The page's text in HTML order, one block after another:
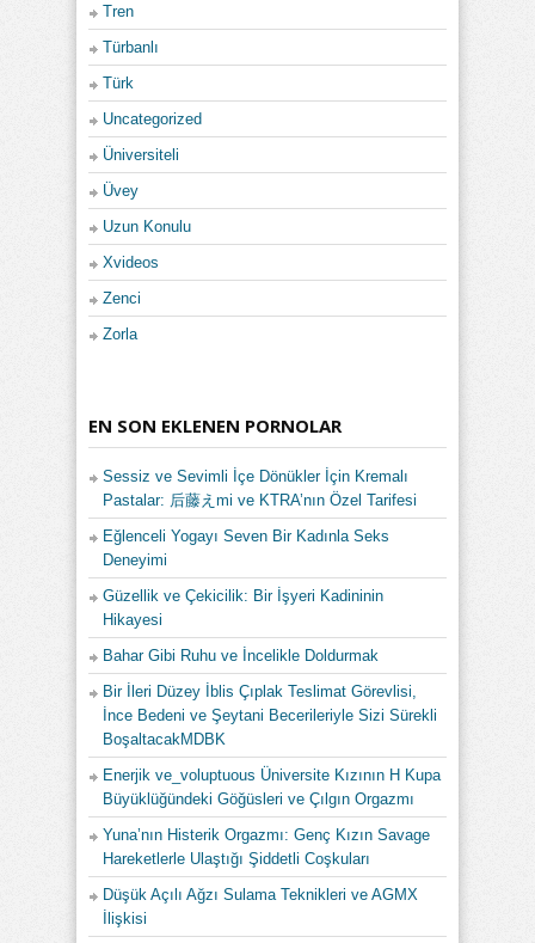
Tren
Türbanlı
Türk
Uncategorized
Üniversiteli
Üvey
Uzun Konulu
Xvideos
Zenci
Zorla
EN SON EKLENEN PORNOLAR
Sessiz ve Sevimli İçe Dönükler İçin Kremalı
Pastalar: 后藤えmi ve KTRA’nın Özel Tarifesi
Eğlenceli Yogayı Seven Bir Kadınla Seks
Deneyimi
Güzellik ve Çekicilik: Bir İşyeri Kadininin
Hikayesi
Bahar Gibi Ruhu ve İncelikle Doldurmak
Bir İleri Düzey İblis Çıplak Teslimat Görevlisi,
İnce Bedeni ve Şeytani Becerileriyle Sizi Sürekli
BoşaltacakMDBK
Enerjik ve_voluptuous Üniversite Kızının H Kupa
Büyüklüğündeki Göğüsleri ve Çılgın Orgazmı
Yuna’nın Histerik Orgazmı: Genç Kızın Savage
Hareketlerle Ulaştığı Şiddetli Coşkuları
Düşük Açılı Ağzı Sulama Teknikleri ve AGMX
İlişkisi